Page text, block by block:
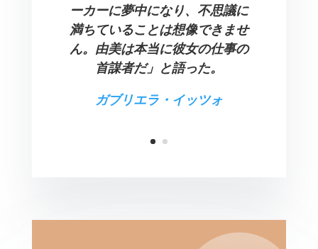
ーカーに夢中になり、不思議に
満ちていることは想像できませ
ん。由美は本当に彼女の仕事の
首謀者だ」と語った。
ガブリエラ・イッツォ